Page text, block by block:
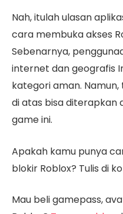
Nah, itulah ulasan
cara membuka akses
Sebenarnya,
internet dan geografis
kategori aman.
di atas bisa diterapkan
game ini.
Apakah kamu punya
blokir Roblox? Tulis di
Mau beli gamepass,